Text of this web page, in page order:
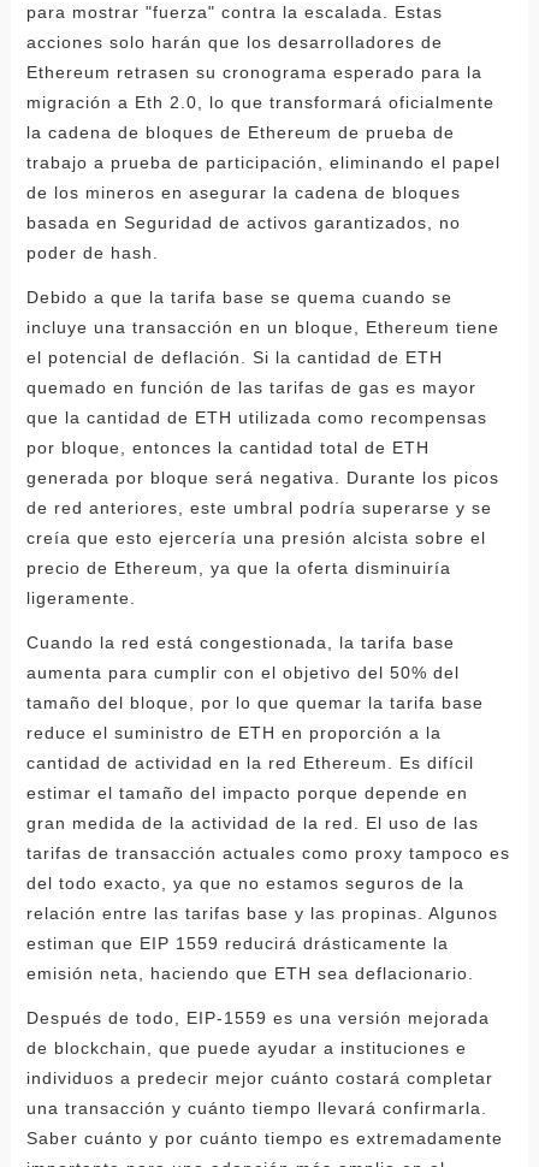
para mostrar "fuerza" contra la escalada. Estas
acciones solo harán que los desarrolladores de
Ethereum retrasen su cronograma esperado para la
migración a Eth 2.0, lo que transformará oficialmente
la cadena de bloques de Ethereum de prueba de
trabajo a prueba de participación, eliminando el papel
de los mineros en asegurar la cadena de bloques
basada en Seguridad de activos garantizados, no
poder de hash.
Debido a que la tarifa base se quema cuando se
incluye una transacción en un bloque, Ethereum tiene
el potencial de deflación. Si la cantidad de ETH
quemado en función de las tarifas de gas es mayor
que la cantidad de ETH utilizada como recompensas
por bloque, entonces la cantidad total de ETH
generada por bloque será negativa. Durante los picos
de red anteriores, este umbral podría superarse y se
creía que esto ejercería una presión alcista sobre el
precio de Ethereum, ya que la oferta disminuiría
ligeramente.
Cuando la red está congestionada, la tarifa base
aumenta para cumplir con el objetivo del 50% del
tamaño del bloque, por lo que quemar la tarifa base
reduce el suministro de ETH en proporción a la
cantidad de actividad en la red Ethereum. Es difícil
estimar el tamaño del impacto porque depende en
gran medida de la actividad de la red. El uso de las
tarifas de transacción actuales como proxy tampoco es
del todo exacto, ya que no estamos seguros de la
relación entre las tarifas base y las propinas. Algunos
estiman que EIP 1559 reducirá drásticamente la
emisión neta, haciendo que ETH sea deflacionario.
Después de todo, EIP-1559 es una versión mejorada
de blockchain, que puede ayudar a instituciones e
individuos a predecir mejor cuánto costará completar
una transacción y cuánto tiempo llevará confirmarla.
Saber cuánto y por cuánto tiempo es extremadamente